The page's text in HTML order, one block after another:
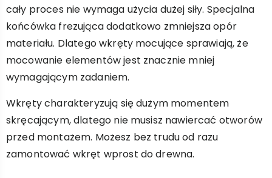
cały proces nie wymaga użycia dużej siły. Specjalna
końcówka frezująca dodatkowo zmniejsza opór
materiału. Dlatego wkręty mocujące sprawiają, że
mocowanie elementów jest znacznie mniej
wymagającym zadaniem.
Wkręty charakteryzują się dużym momentem
skręcającym, dlatego nie musisz nawiercać otworów
przed montażem. Możesz bez trudu od razu
zamontować wkręt wprost do drewna.